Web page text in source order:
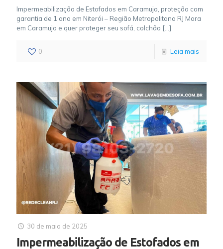
Impermeabilização de Estofados em Caramujo, proteção com
garantia de 1 ano em Niterói – Região Metropolitana RJ Mora
em Caramujo e quer proteger seu sofá, colchão […]
0 Leia mais
30 de maio de 2025
Impermeabilização de Estofados em